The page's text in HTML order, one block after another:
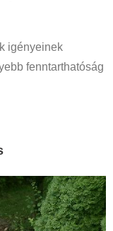
igényeinek
fenntarthatóság